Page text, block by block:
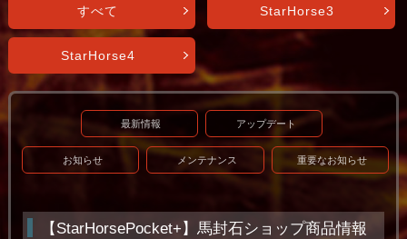
すべて StarHorse3
StarHorse4
最新情報 アップデート
お知らせ メンテナンス 重要なお知らせ
【StarHorsePocket+】馬封石ショップ商品情報